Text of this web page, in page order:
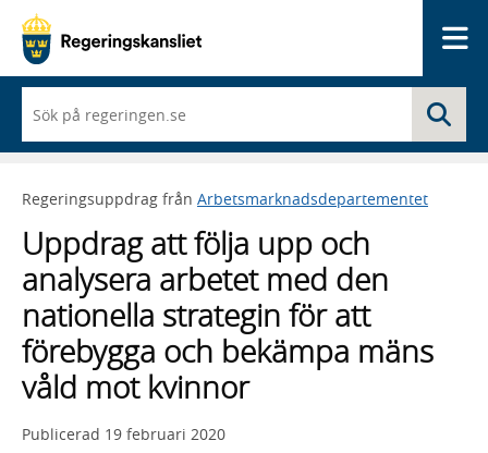
du
börjar
skriva
framträder
lista
med
sökförslag
Regeringsuppdrag från Arbetsmarknadsdepartementet
Uppdrag att följa upp och
analysera arbetet med den
nationella strategin för att
förebygga och bekämpa mäns
våld mot kvinnor
Publicerad 19 februari 2020